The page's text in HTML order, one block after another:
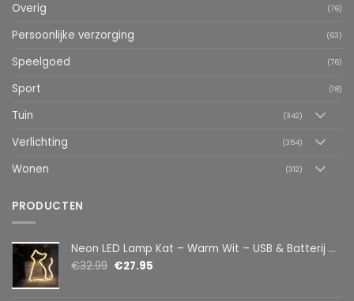
Overig (76)
Persoonlijke verzorging (63)
Speelgoed (76)
Sport (18)
Tuin (342)
Verlichting (354)
Wonen (312)
PRODUCTEN
Neon LED Lamp Kat – Warm Wit – USB & Batterij – Decoratieve Tafellamp voor Kinderkamer – 28,5 x 24,5 cm
€32.99 €27.95